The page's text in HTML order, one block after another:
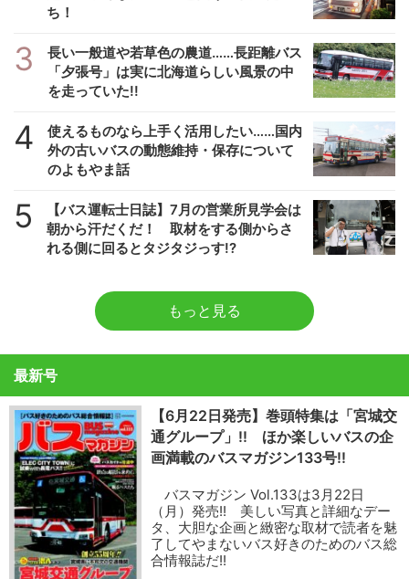
ち！
3
長い一般道や若草色の農道……長距離バス
「夕張号」は実に北海道らしい風景の中
を走っていた!!
4
使えるものなら上手く活用したい……国内
外の古いバスの動態維持・保存について
のよもやま話
5
【バス運転士日誌】7月の営業所見学会は
朝から汗だくだ！ 取材をする側からさ
れる側に回るとタジタジっす!?
もっと見る
最新号
【6月22日発売】巻頭特集は「宮城交
通グループ」!! ほか楽しいバスの企
画満載のバスマガジン133号!!
バスマガジン Vol.133は3月22日
（月）発売!! 美しい写真と詳細なデー
タ、大胆な企画と緻密な取材で読者を魅
了してやまないバス好きのためのバス総
合情報誌だ!!